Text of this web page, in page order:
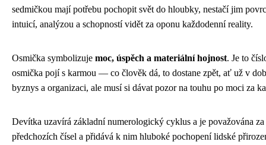
sedmičkou mají potřebu pochopit svět do hloubky, nestačí jim
intuicí, analýzou a schopností vidět za oponu každodenní reality.
Osmička symbolizuje moc, úspěch a materiální hojnost. Je to
osmička pojí s karmou — co člověk dá, to dostane zpět, ať už v
byznys a organizaci, ale musí si dávat pozor na touhu po moci za
Devítka uzavírá základní numerologický cyklus a je považována za
předchozích čísel a přidává k nim hluboké pochopení lidské